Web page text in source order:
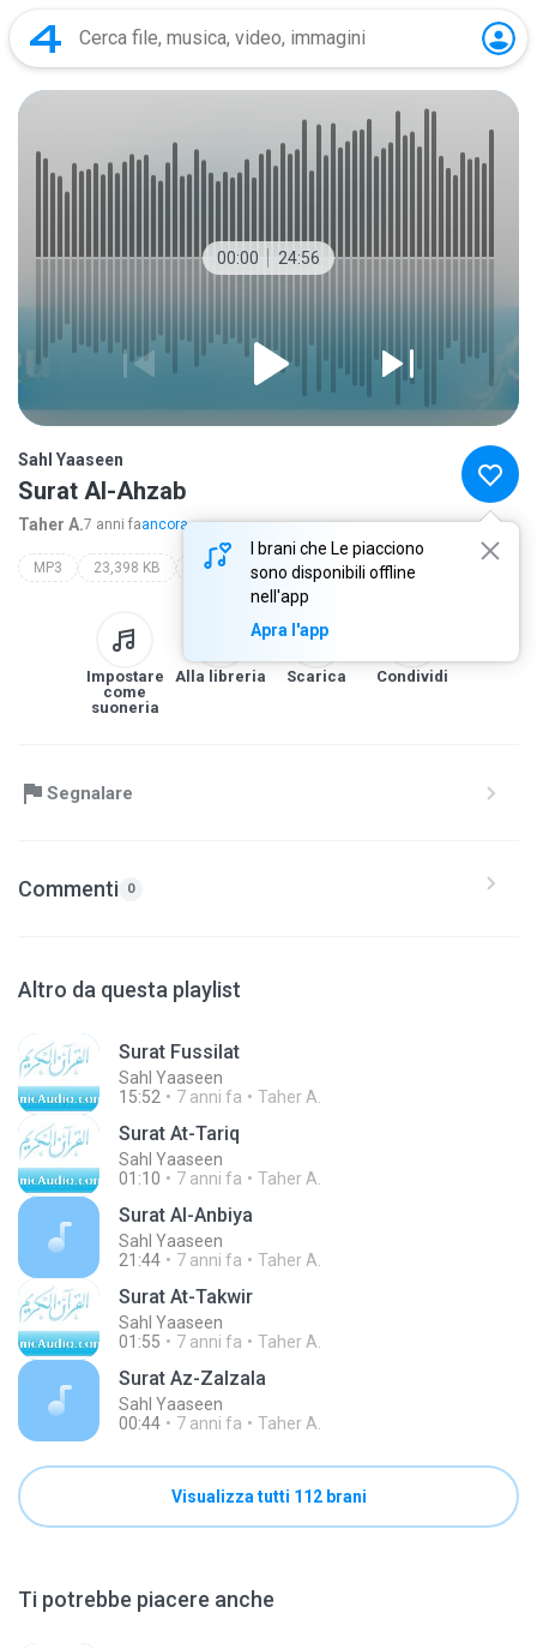
00:00 24:56
I brani che Le piacciono
sono disponibili offline
nell'app
Apra l'app
Sahl Yaaseen
Surat Al-Ahzab
Taher A.7 anni faancora...
MP3 23,398 KB Quran sahl yaaseen quran
Impostare
come
suoneria
Alla libreria Scarica Condividi
Segnalare
Commenti 0
Altro da questa playlist
Surat Fussilat
Sahl Yaaseen
15:52
7 anni fa Taher A.
Surat At-Tariq
Sahl Yaaseen
01:10
7 anni fa Taher A.
Surat Al-Anbiya
Sahl Yaaseen
21:44
7 anni fa Taher A.
Surat At-Takwir
Sahl Yaaseen
01:55
7 anni fa Taher A.
Surat Az-Zalzala
Sahl Yaaseen
00:44
7 anni fa Taher A.
Visualizza tutti 112 brani
Ti potrebbe piacere anche